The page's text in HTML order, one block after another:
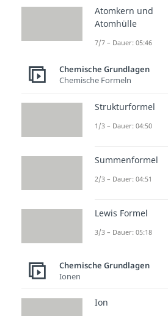
Molare
Masse
berech
Dauer:
05:06
Molares
Volume
Atomkern und
Atomhülle
7/7 – Dauer: 05:46
Chemische Grundlagen
Chemische Formeln
Strukturformel
1/3 – Dauer: 04:50
Summenformel
2/3 – Dauer: 04:51
Lewis Formel
3/3 – Dauer: 05:18
Chemische Grundlagen
Ionen
Ion